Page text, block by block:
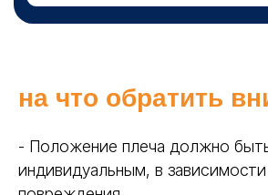
на что обратить
- Положение плеча должно
индивидуальным, в